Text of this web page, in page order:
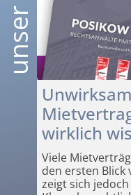
wirklich
Viele
den ersten Blick
zeigt sich